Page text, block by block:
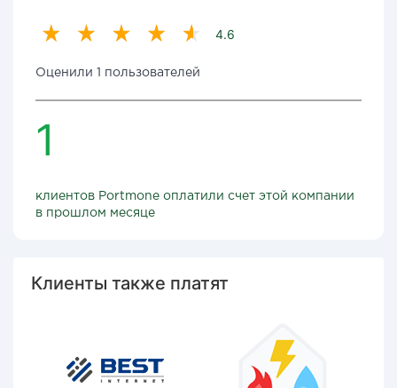
4.6
Оценили 1 пользователей
1
клиентов Portmone оплатили счет этой компании
в прошлом месяце
Клиенты также платят